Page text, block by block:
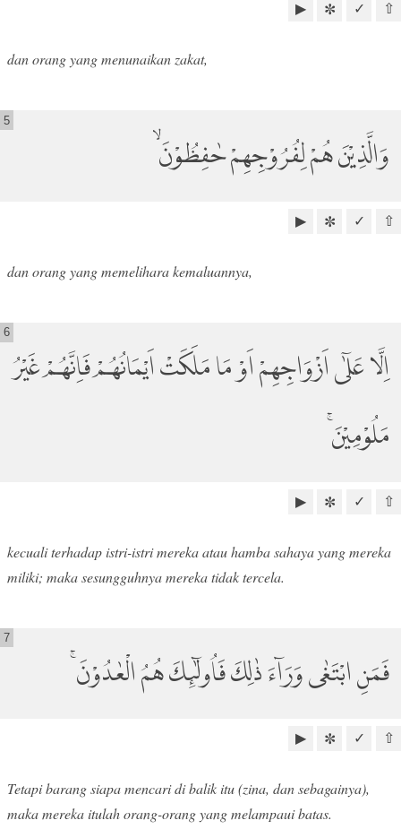
⇧
✓
✼
▶
dan orang yang menunaikan zakat,
وَالَّذِيْنَ هُمْ لِفُرُوْجِهِمْ حٰفِظُوْنَ ۙ
5
⇧
✓
✼
▶
dan orang yang memelihara kemaluannya,
اِلَّا عَلٰٓى اَزْوَاجِهِمْ اَوْ مَا مَلَكَتْ اَيْمَانُهُمْ فَاِنَّهُمْ غَيْرُ
مَلُوْمِيْنَۚ
6
⇧
✓
✼
▶
kecuali terhadap istri-istri mereka atau hamba sahaya yang mereka
miliki; maka sesungguhnya mereka tidak tercela.
فَمَنِ ابْتَغٰى وَرَاۤءَ ذٰلِكَ فَاُولٰۤىِٕكَ هُمُ الْعٰدُوْنَ ۚ
7
⇧
✓
✼
▶
Tetapi barang siapa mencari di balik itu (zina, dan sebagainya),
maka mereka itulah orang-orang yang melampaui batas.